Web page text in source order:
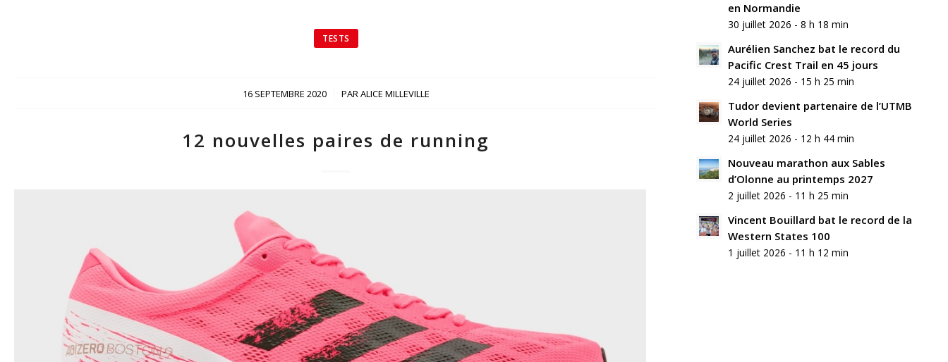
TESTS
16 SEPTEMBRE 2020
/ PARALICE MILLEVILLE
12 nouvelles paires de running
en Normandie
30 juillet 2026 - 8 h 18 min
Aurélien Sanchez bat le record du
Pacific Crest Trail en 45 jours
24 juillet 2026 - 15 h 25 min
Tudor devient partenaire de l’UTMB
World Series
24 juillet 2026 - 12 h 44 min
Nouveau marathon aux Sables
d’Olonne au printemps 2027
2 juillet 2026 - 11 h 25 min
Vincent Bouillard bat le record de la
Western States 100
1 juillet 2026 - 11 h 12 min